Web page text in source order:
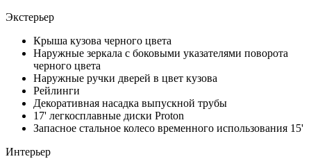
Экстерьер
Крыша кузова черного цвета
Наружные зеркала с боковыми указателями поворота
черного цвета
Наружные ручки дверей в цвет кузова
Рейлинги
Декоративная насадка выпускной трубы
17' легкосплавные диски Proton
Запасное стальное колесо временного использования 15'
Интерьер